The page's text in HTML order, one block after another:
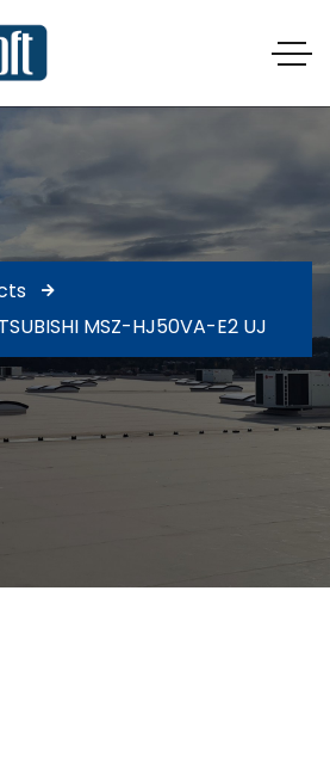
MSZ-HJ50VA-E2 UJ